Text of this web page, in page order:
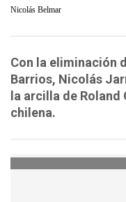
Nicolás Belmar
Con la eliminación
Barrios, Nicolás
la arcilla de
chilena.